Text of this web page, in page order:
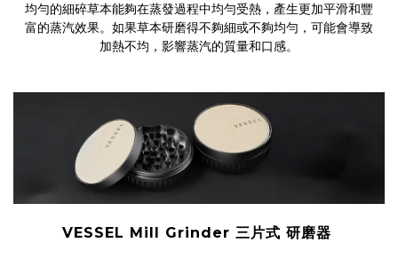
均勻的細碎草本能夠在蒸發過程中均勻受熱，產生更加平滑和豐
富的蒸汽效果。如果草本研磨得不夠細或不夠均勻，可能會導致
加熱不均，影響蒸汽的質量和口感。
VESSEL Mill Grinder 三片式 研磨器